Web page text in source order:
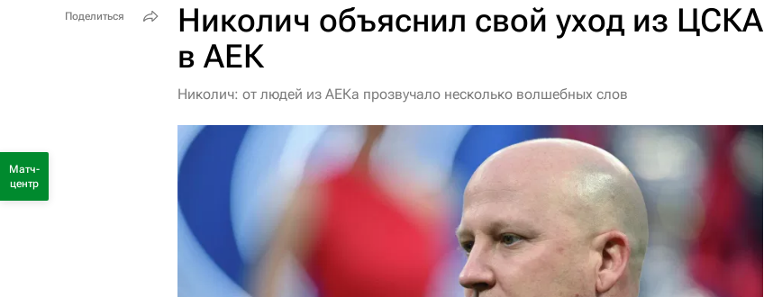
Николич объяснил свой уход из ЦСКА
в АЕК
Николич: от людей из АЕКа прозвучало несколько волшебных слов
Поделиться
Матч-
центр